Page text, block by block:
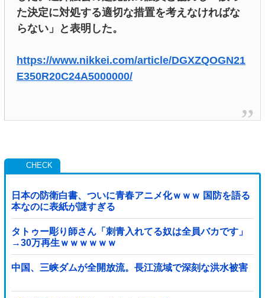
た決定に対処する適切な措置を考えなければな
らない」と表明した。
https://www.nikkei.com/article/DGXZQOGN21
E350R20C24A5000000/
日本の防衛白書、ついに青春アニメ化ｗｗｗ 国防を語る
本なのに表紙が謎すぎる
タトゥー彫り師さん「刺青入れてる奴は全員バカです」
→30万再生ｗｗｗｗｗｗ
中国、三峡ダムが全開放流。長江流域で深刻な洪水被害